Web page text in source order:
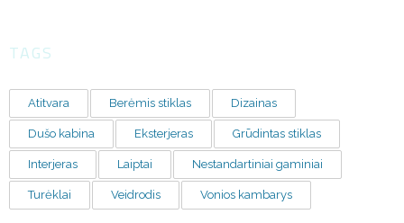
TAGS
Atitvara Berėmis stiklas Dizainas
Dušo kabina Eksterjeras Grūdintas stiklas
Interjeras Laiptai Nestandartiniai gaminiai
Turėklai Veidrodis Vonios kambarys